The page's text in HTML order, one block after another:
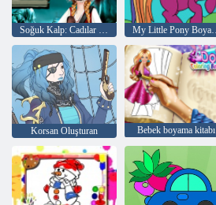
My Little Pony Boyama Kitabı
Korsan Oluşturan Bebek boyama kitabı